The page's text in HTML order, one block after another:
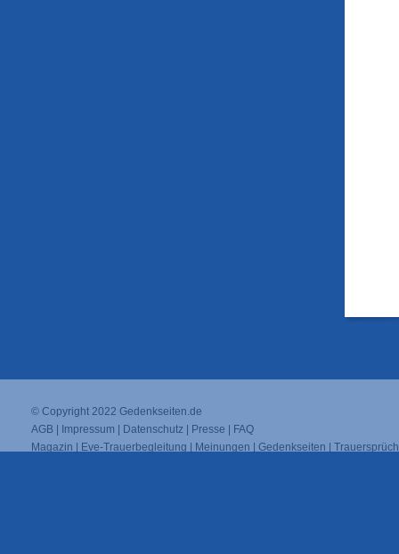
© Copyright 2022 Gedenkseiten.de
AGB
Impressum Datenschutz Presse
FAQ
Magazin
Eve-Trauerbegleitung Meinungen Gedenkseiten